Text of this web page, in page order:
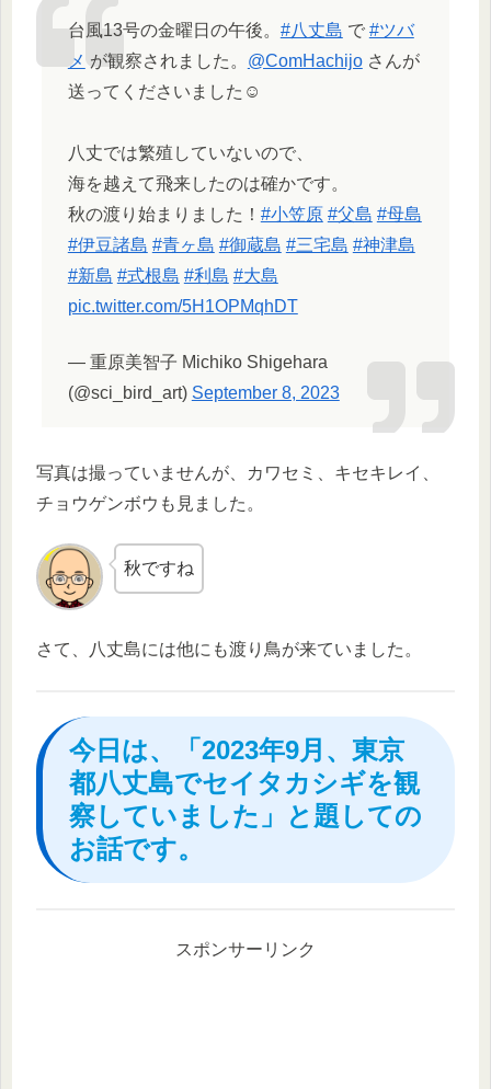
台風13号の金曜日の午後。 #八丈島 で #ツバ
メが観察されました。 @ComHachijoさんが
送ってくださいました☺️
八丈では繁殖していないので、
海を越えて飛来したのは確かです。
秋の渡り始まりました！ #小笠原 #父島 #母島
#伊豆諸島 #青ヶ島 #御蔵島 #三宅島 #神津島
#新島 #式根島 #利島 #大島
pic.twitter.com/5H1OPMqhDT
— 重原美智子 Michiko Shigehara
(@sci_bird_art) September 8, 2023
写真は撮っていませんが、カワセミ、キセキレイ、
チョウゲンボウも見ました。
秋ですね
さて、八丈島には他にも渡り鳥が来ていました。
今日は、「2023年9月、東京
都八丈島でセイタカシギを観
察していました」と題しての
お話です。
スポンサーリンク